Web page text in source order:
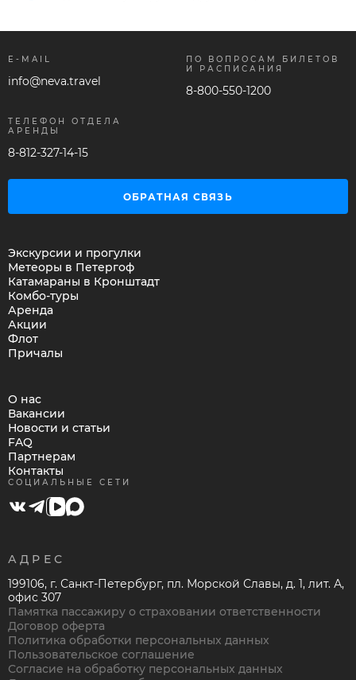
E-MAIL
info@neva.travel
ПО ВОПРОСАМ БИЛЕТОВ
И РАСПИСАНИЯ
8-800-550-1200
ТЕЛЕФОН ОТДЕЛА
АРЕНДЫ
8-812-327-14-15
ОБРАТНАЯ СВЯЗЬ
Экскурсии и прогулки
Метеоры в Петергоф
Катамараны в Кронштадт
Комбо-туры
Аренда
Акции
Флот
Причалы
О нас
Вакансии
Новости и статьи
FAQ
Партнерам
Контакты
СОЦИАЛЬНЫЕ СЕТИ
АДРЕС
199106, г. Санкт-Петербург, пл. Морской Славы, д. 1, лит. А,
офис 307
Памятка пассажиру о страховании ответственности
Договор оферта
Политика обработки персональных данных
Пользовательское соглашение
Согласие на обработку персональных данных